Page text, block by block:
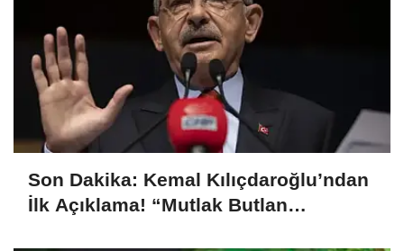
Son Dakika: Kemal Kılıçdaroğlu’ndan
İlk Açıklama! “Mutlak Butlan